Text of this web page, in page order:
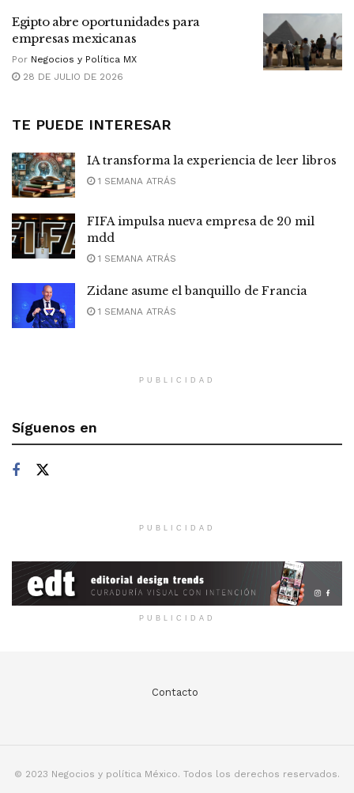
Egipto abre oportunidades para
empresas mexicanas
Por Negocios y Política MX
28 DE JULIO DE 2026
TE PUEDE INTERESAR
IA transforma la experiencia de leer libros
1 SEMANA ATRÁS
FIFA impulsa nueva empresa de 20 mil
mdd
1 SEMANA ATRÁS
Zidane asume el banquillo de Francia
1 SEMANA ATRÁS
PUBLICIDAD
Síguenos en
PUBLICIDAD
PUBLICIDAD
Contacto
© 2023 Negocios y política México. Todos los derechos reservados.